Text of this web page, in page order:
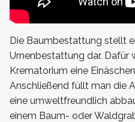
Die Baumbestattung stellt
Urnenbestattung dar. Dafür
Krematorium eine
Anschließend füllt man die
eine umweltfreundlich
einem Baum- oder